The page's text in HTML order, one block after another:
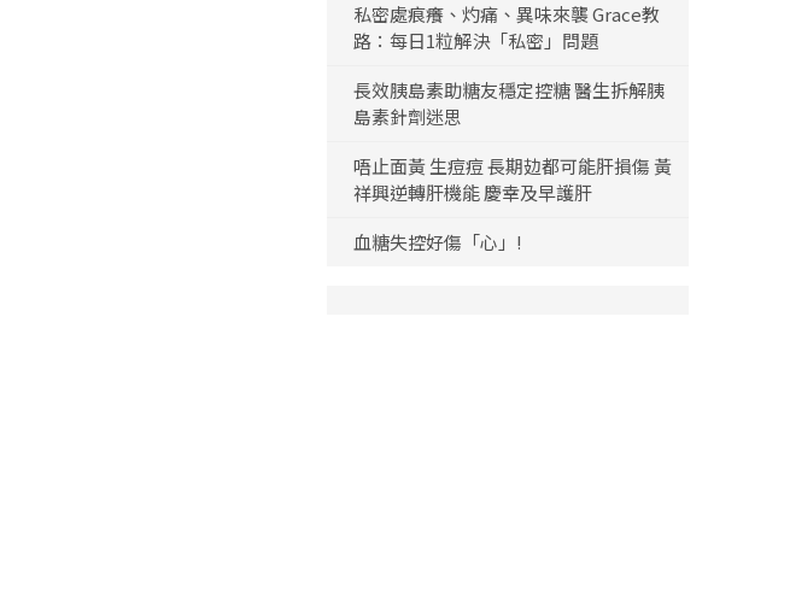
私密處痕癢、灼痛、異味來襲 Grace教
路：每日1粒解決「私密」問題
長效胰島素助糖友穩定控糖 醫生拆解胰
島素針劑迷思
唔止面黃 生痘痘 長期攰都可能肝損傷 黃
祥興逆轉肝機能 慶幸及早護肝
血糖失控好傷「心」!